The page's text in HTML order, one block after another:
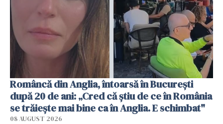
Româncă din Anglia, întoarsă în București
după 20 de ani: „Cred că știu de ce în România
se trăiește mai bine ca în Anglia. E schimbat"
08 AUGUST 2026